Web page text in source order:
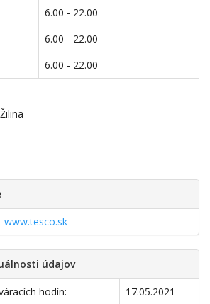
6.00 - 22.00
6.00 - 22.00
6.00 - 22.00
www.tesco.sk
údajov
hodín:
17.05.2021